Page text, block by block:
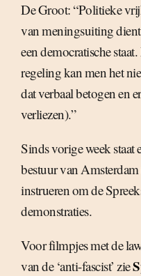
De Groot: “Politieke
van meningsuiting
een democratische
regeling kan men het
dat verbaal betogen en
verliezen).”
Sinds vorige week staat
bestuur van
instrueren om de
demonstraties.
Voor filmpjes met de
van de ‘anti-fascist’ zie